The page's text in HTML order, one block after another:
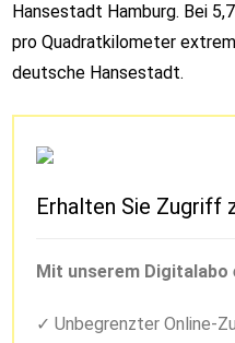
Hansestadt Hamburg. Bei
pro Quadratkilometer
deutsche Hansestadt.
Erhalten Sie Zugriff
Mit unserem
Unbegrenzter Online-